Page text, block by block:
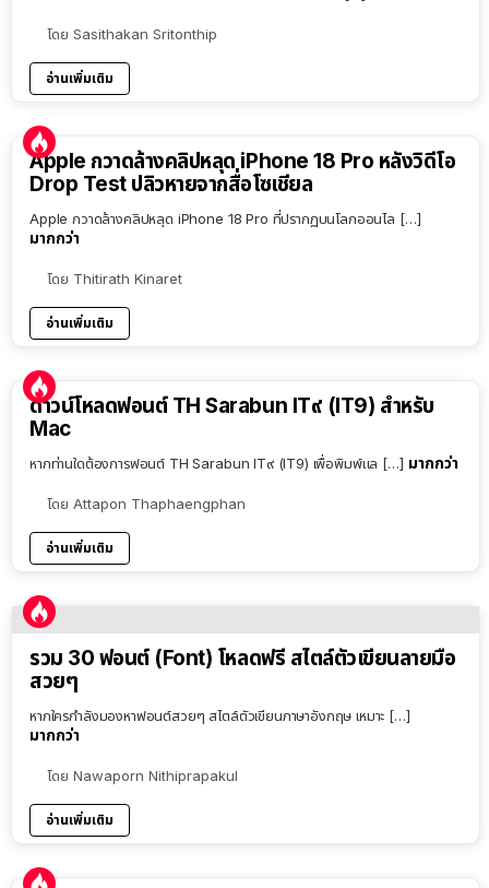
โดย Sasithakan Sritonthip
อ่านเพิ่มเติม
Apple กวาดล้างคลิปหลุด iPhone 18 Pro หลังวิดีโอ
Drop Test ปลิวหายจากสื่อโซเชียล
Apple กวาดล้างคลิปหลุด iPhone 18 Pro ที่ปรากฏบนโลกออนไล […]
มากกว่า
โดย Thitirath Kinaret
อ่านเพิ่มเติม
ดาวน์โหลดฟอนต์ TH Sarabun IT๙ (IT9) สำหรับ
Mac
หากท่านใดต้องการฟอนต์ TH Sarabun IT๙ (IT9) เพื่อพิมพ์แล […] มากกว่า
โดย Attapon Thaphaengphan
อ่านเพิ่มเติม
รวม 30 ฟอนต์ (Font) โหลดฟรี สไตล์ตัวเขียนลายมือ
สวยๆ
หากใครกำลังมองหาฟอนต์สวยๆ สไตล์ตัวเขียนภาษาอังกฤษ เหมาะ […]
มากกว่า
โดย Nawaporn Nithiprapakul
อ่านเพิ่มเติม